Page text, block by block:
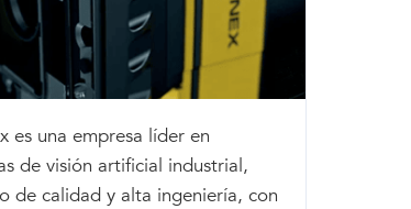
es una empresa líder en
de visión artificial industrial,
de calidad y alta ingeniería, con